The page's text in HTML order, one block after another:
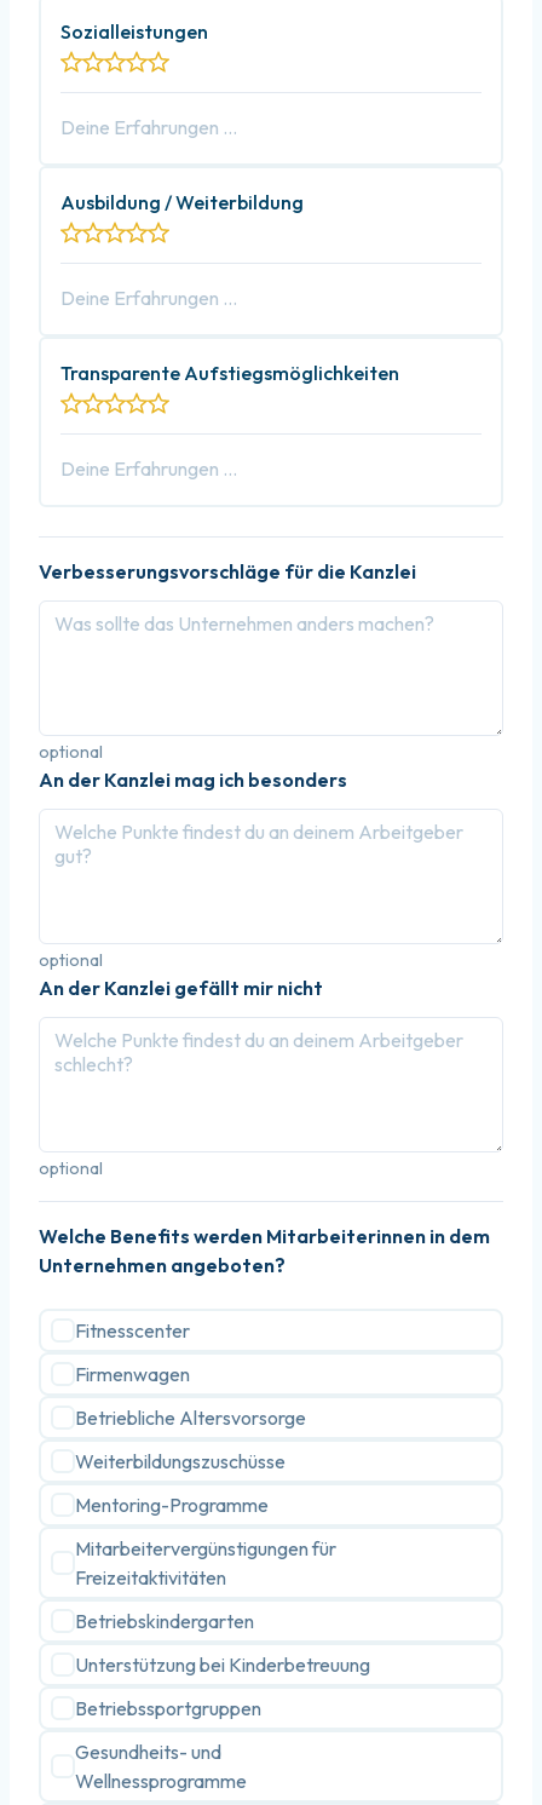
Sozialleistungen
Ausbildung / Weiterbildung
Transparente Aufstiegsmöglichkeiten
Verbesserungsvorschläge für die Kanzlei
optional
An der Kanzlei mag ich besonders
optional
An der Kanzlei gefällt mir nicht
optional
Welche Benefits werden Mitarbeiterinnen in dem
Unternehmen angeboten?
Fitnesscenter
Firmenwagen
Betriebliche Altersvorsorge
Weiterbildungszuschüsse
Mentoring-Programme
Mitarbeitervergünstigungen für
Freizeitaktivitäten
Betriebskindergarten
Unterstützung bei Kinderbetreuung
Betriebssportgruppen
Gesundheits- und
Wellnessprogramme